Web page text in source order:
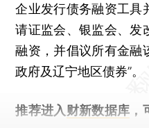
企业发行债务融资工具
请证监会、银监会、发
融资，并倡议所有金融
政府及辽宁地区债券”。
推荐进入 财新数据库